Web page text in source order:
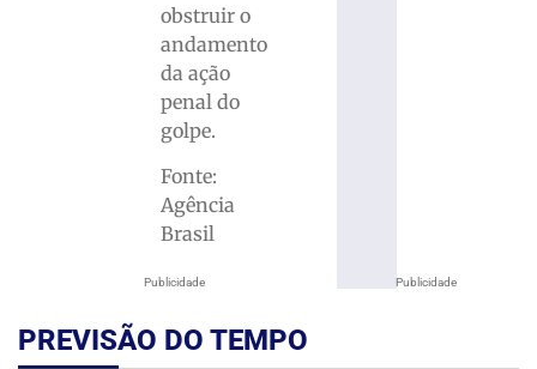
Publicidade
obstruir o
andamento
da ação
penal do
golpe.
Fonte:
Agência
Brasil
Publicidade
PREVISÃO DO TEMPO